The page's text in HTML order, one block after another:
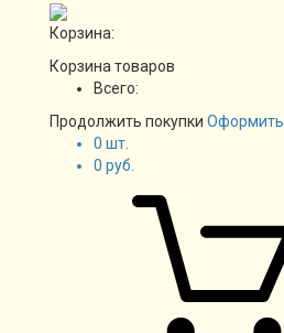
Корзина:
Корзина товаров
Всего:
Продолжить покупки Оформить
0 шт.
0 руб.